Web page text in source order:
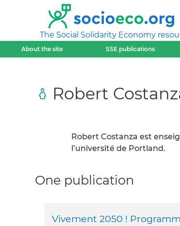
The Social Solidarity Economy
About the site SSE publications
Robert
Robert Costanza est
l’université de Portland.
One publication
Vivement 2050 !